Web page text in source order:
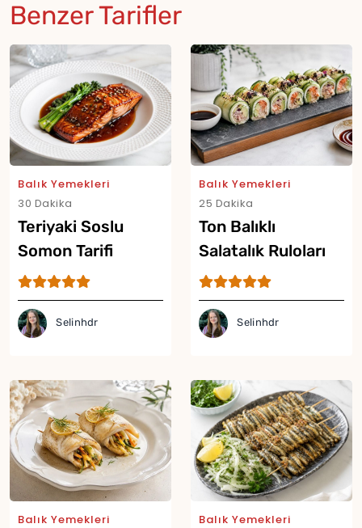
Benzer Tarifler
Balık Yemekleri
30 Dakika
Teriyaki Soslu
Somon Tarifi
Selinhdr
Balık Yemekleri
25 Dakika
Ton Balıklı
Salatalık Ruloları
Tarifi
Selinhdr
Balık Yemekleri
Balık Yemekleri